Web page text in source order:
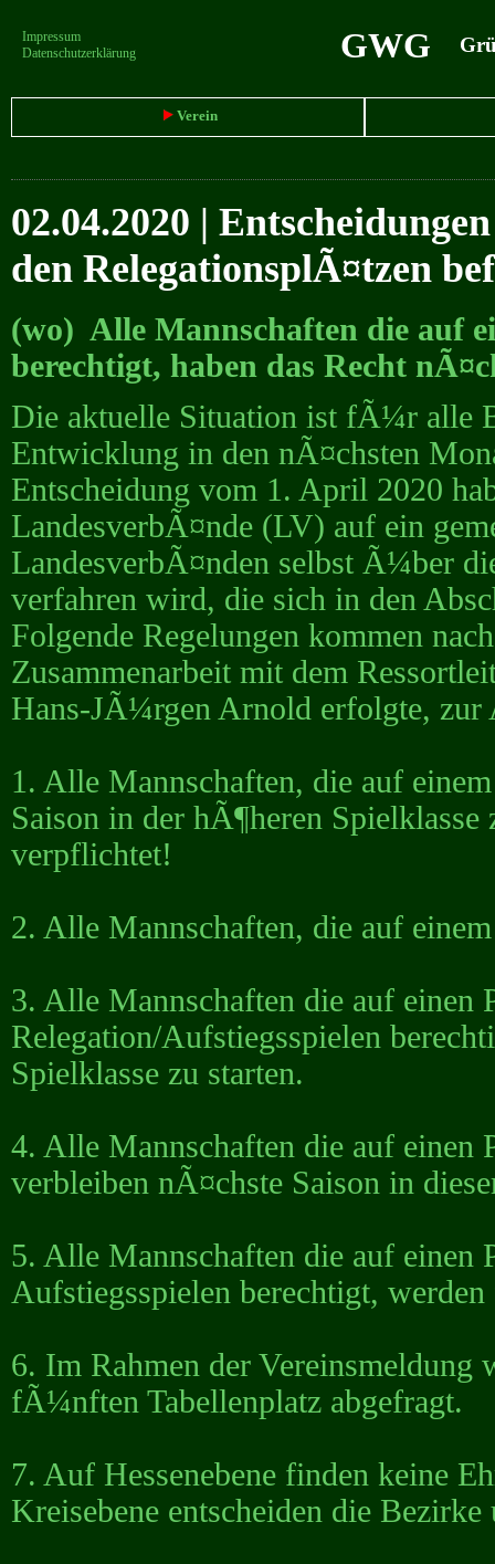
Impressum
Datenschutzerklärung
GWG
Verein
02.04.2020 |
den RelegationsplÃ¤tzen
(wo) Alle Mannschaften die auf
berechtigt, haben das Recht
Die aktuelle Situation ist fÃ¼r alle
Entwicklung in den nÃ¤chsten
Entscheidung vom 1. April 2020
LandesverbÃ¤nde (LV) auf ein
LandesverbÃ¤nden selbst Ã¼ber
verfahren wird, die sich in den
Folgende Regelungen kommen
Zusammenarbeit mit dem
Hans-JÃ¼rgen Arnold erfolgte, zur
1. Alle Mannschaften, die auf
Saison in der hÃ¶heren
verpflichtet!
2. Alle Mannschaften, die auf
3. Alle Mannschaften die auf einen
Relegation/Aufstiegsspielen
Spielklasse zu starten.
4. Alle Mannschaften die auf einen
verbleiben nÃ¤chste Saison in
5. Alle Mannschaften die auf einen
Aufstiegsspielen berechtigt,
6. Im Rahmen der
fÃ¼nften Tabellenplatz abgefragt.
7. Auf Hessenebene finden keine
Kreisebene entscheiden die